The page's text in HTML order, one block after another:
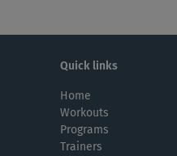
Quick links
Home
Workouts
Programs
Trainers